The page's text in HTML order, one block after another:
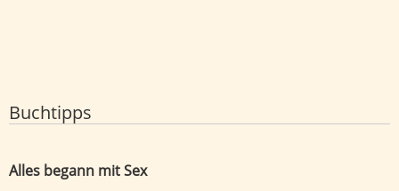
Buchtipps
Alles begann mit Sex